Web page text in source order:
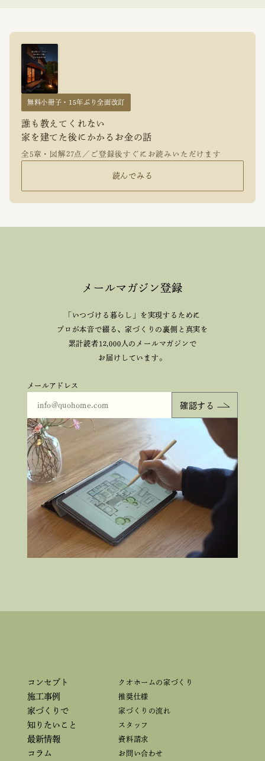
無料小冊子・15年ぶり全面改訂
誰も教えてくれない
家を建てた後にかかるお金の話
全5章・図解27点／ご登録後すぐにお読みいただけます
読んでみる
メールマガジン登録
「いつづける暮らし」を実現するために
プロが本音で綴る、家づくりの裏側と真実を
累計読者12,000人のメールマガジンで
お届けしています。
メールアドレス
コンセプト
施工事例
家づくりで
知りたいこと
最新情報
コラム
クオホームの家づくり
推奨仕様
家づくりの流れ
スタッフ
資料請求
お問い合わせ